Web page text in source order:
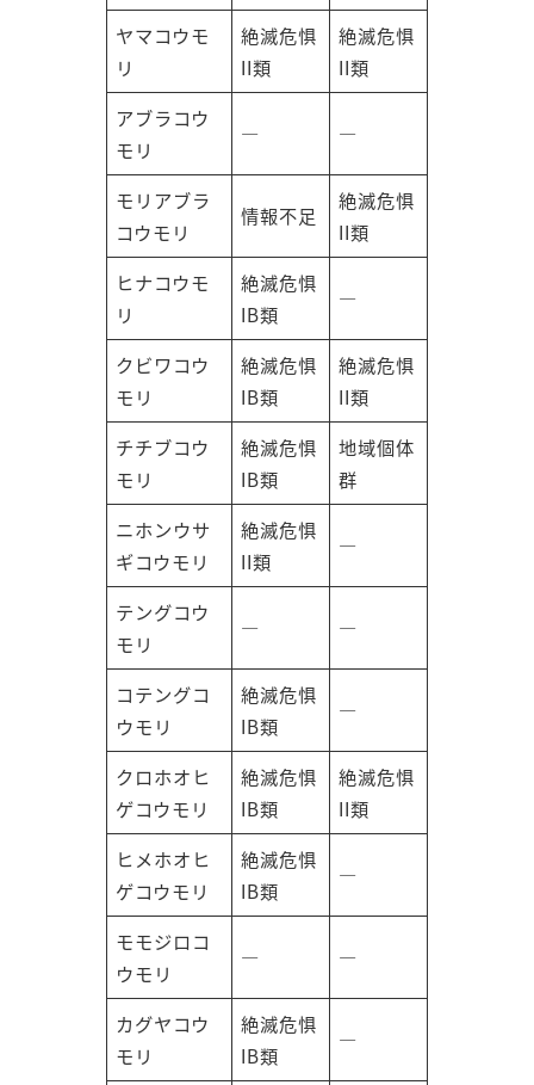
ヤマコウモ
リ
絶滅危惧
II類
絶滅危惧
II類
アブラコウ
モリ
― ―
モリアブラ
コウモリ
情報不足
絶滅危惧
II類
ヒナコウモ
リ
絶滅危惧
IB類
―
クビワコウ
モリ
絶滅危惧
IB類
絶滅危惧
II類
チチブコウ
モリ
絶滅危惧
IB類
地域個体
群
ニホンウサ
ギコウモリ
絶滅危惧
II類
―
テングコウ
モリ
― ―
コテングコ
ウモリ
絶滅危惧
IB類
―
クロホオヒ
ゲコウモリ
絶滅危惧
IB類
絶滅危惧
II類
ヒメホオヒ
ゲコウモリ
絶滅危惧
IB類
―
モモジロコ
ウモリ
― ―
カグヤコウ
モリ
絶滅危惧
IB類
―